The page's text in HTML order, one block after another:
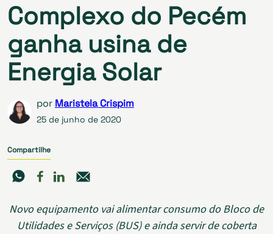
Complexo do Pecém
ganha usina de
Energia Solar
por Maristela Crispim
25 de junho de 2020
Compartilhe
Novo equipamento vai alimentar consumo do Bloco de
Utilidades e Serviços (BUS) e ainda servir de coberta